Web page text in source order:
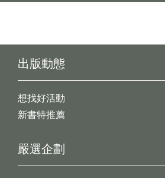
出版動態
想找好活動
新書特推薦
嚴選企劃